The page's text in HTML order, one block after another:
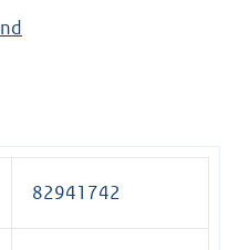
82941742